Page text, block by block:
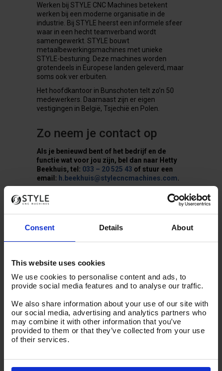
Consent Details About
This website uses cookies
We use cookies to personalise content and ads, to
provide social media features and to analyse our traffic.
We also share information about your use of our site with
our social media, advertising and analytics partners who
may combine it with other information that you’ve
provided to them or that they’ve collected from your use
of their services.
Werken bij STYLE CNC Machines betekent
werken bij een moderne organisatie in de
industrie. Bij STYLE heerst een informele sfeer
waar in een hecht teamverband wordt
samengewerkt. STYLE bouwt
metaalbewerkingsmachines met unieke
STYLE-besturing. Deze machines worden
grotendeels in Europese landen geleverd, maar
soms ook ver erbuiten.
Het hoofdkantoor in Bunschoten telt zo’n 50
medewerkers. Daarnaast zijn er eigen
vestigingen in België, Tsjechië en Polen.
Zo neem je contact op
Als je benieuwd bent of het bedrijf en de
functie wat voor jou zijn, bel dan naar Hetty
Beekhuis, tel: 033 – 20 525 43 of stuur een
email: h.beekhuis@stylecncmachines.com.
We kunnen dan ook afspreken dat je eerst eens
komt kijken of een dag meelopen als je twijfelt
Een sollicitatiebrief schrijven of CV sturen mag,
maar is niet noodzakelijk.
Kijk een dag mee met service­monteur
Juliaan en ontdek wat het werk bij STYLE
CNC Machines zo afwisselend maakt.
Bekijk zijn werkdag